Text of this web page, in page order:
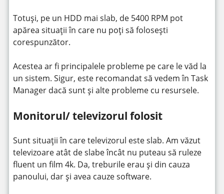
Totuși, pe un HDD mai slab, de 5400 RPM pot
apărea situații în care nu poți să folosești
corespunzător.
Acestea ar fi principalele probleme pe care le văd la
un sistem. Sigur, este recomandat să vedem în Task
Manager dacă sunt și alte probleme cu resursele.
Monitorul/ televizorul folosit
Sunt situații în care televizorul este slab. Am văzut
televizoare atât de slabe încât nu puteau să ruleze
fluent un film 4k. Da, treburile erau și din cauza
panoului, dar și avea cauze software.